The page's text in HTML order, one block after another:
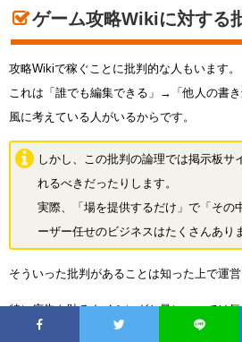
ゲーム攻略Wikiに対する
攻略Wikiで稼ぐことに批判的な人もいます。
これは「誰でも編集できる」→「他人の書
風に考えている人がいるからです。
しかし、この批判の論理では掲示板サ
れるべきだったりします。
実際、「場を提供するだけ」で「その
ーザー任せのビジネスはたくさんあり
そういった批判があることは知った上で運
特に広告を貼るタイミングと量については
ある程度は広告なしで運営していき、ある